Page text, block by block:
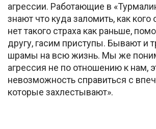
агрессии. Работающие в
знают что куда заломить, как кого
нет такого страха как раньше,
другу, гасим приступы. Бывают и
шрамы на всю жизнь. Мы же
агрессия не по отношению к нам,
невозможность справиться с
которые захлестывают».